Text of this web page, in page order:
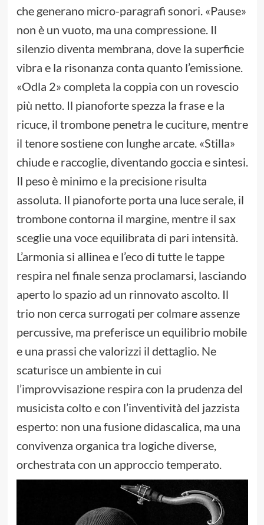
che generano micro-paragrafi sonori. «Pause»
non è un vuoto, ma una compressione. Il
silenzio diventa membrana, dove la superficie
vibra e la risonanza conta quanto l’emissione.
«Odla 2» completa la coppia con un rovescio
più netto. Il pianoforte spezza la frase e la
ricuce, il trombone penetra le cuciture, mentre
il tenore sostiene con lunghe arcate. «Stilla»
chiude e raccoglie, diventando goccia e sintesi.
Il peso è minimo e la precisione risulta
assoluta. Il pianoforte porta una luce serale, il
trombone contorna il margine, mentre il sax
sceglie una voce equilibrata di pari intensità.
L’armonia si allinea e l’eco di tutte le tappe
respira nel finale senza proclamarsi, lasciando
aperto lo spazio ad un rinnovato ascolto. Il
trio non cerca surrogati per colmare assenze
percussive, ma preferisce un equilibrio mobile
e una prassi che valorizzi il dettaglio. Ne
scaturisce un ambiente in cui
l’improvvisazione respira con la prudenza del
musicista colto e con l’inventività del jazzista
esperto: non una fusione didascalica, ma una
convivenza organica tra logiche diverse,
orchestrata con un approccio temperato.